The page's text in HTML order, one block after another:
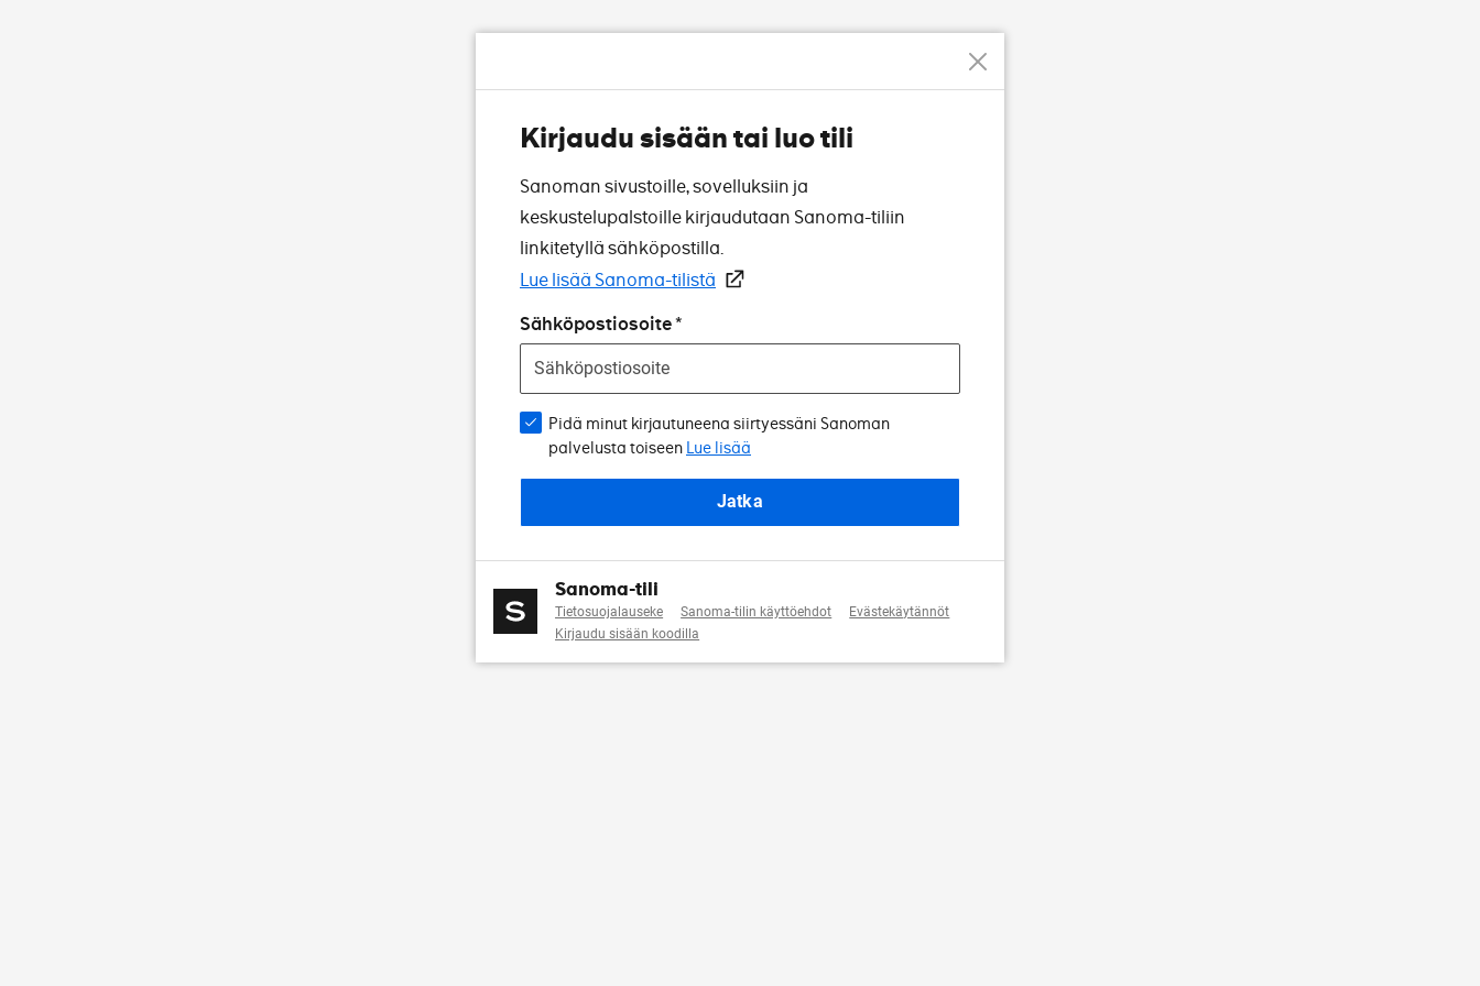
Kirjaudu sisään tai luo tili
Sanoman sivustoille, sovelluksiin ja
keskustelupalstoille kirjaudutaan Sanoma-tiliin
linkitetyllä sähköpostilla.
Lue lisää Sanoma-tilistä
Sähköpostiosoite
Pidä minut kirjautuneena siirtyessäni Sanoman
palvelusta toiseen Lue lisää
Jatka
Sanoma-tili
Tietosuojalauseke Sanoma-tilin käyttöehdot
Evästekäytännöt
Kirjaudu sisään koodilla